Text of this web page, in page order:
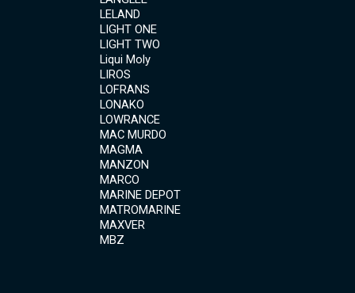
LELAND
LIGHT ONE
LIGHT TWO
Liqui Moly
LIROS
LOFRANS
LONAKO
LOWRANCE
MAC MURDO
MAGMA
MANZON
MARCO
MARINE DEPOT
MATROMARINE
MAXVER
MBZ